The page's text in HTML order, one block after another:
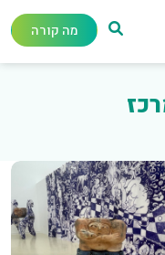
מה קורה